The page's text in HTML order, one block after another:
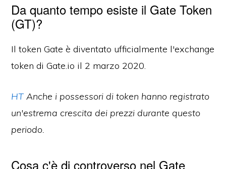
Da quanto tempo esiste il Gate Token
(GT)?
Il token Gate è diventato ufficialmente l'exchange
token di Gate.io il 2 marzo 2020.
HTAnche i possessori di token hanno registrato
un'estrema crescita dei prezzi durante questo
periodo.
Cosa c'è di controverso nel Gate